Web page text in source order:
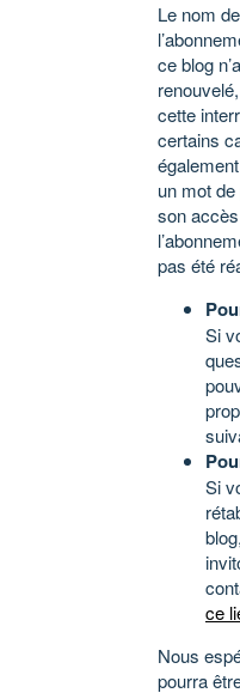
Le nom
ce blog
cette
certains
un mot
son
pas été
Si
Si
ce
Nous
pourra